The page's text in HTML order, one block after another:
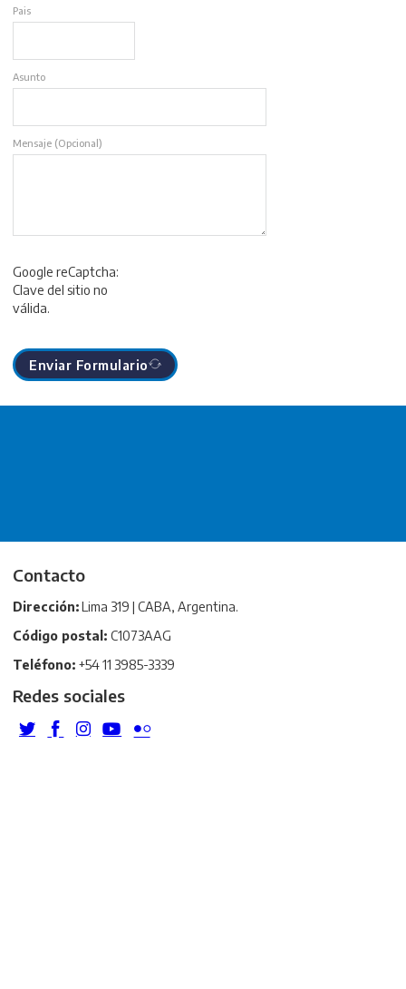
Pais
Asunto
Mensaje (opcional)
Google reCaptcha:
Clave del sitio no
válida.
Enviar Formulario
Contacto
Dirección:Lima 319 | CABA, Argentina.
Código postal:C1073AAG
Teléfono: +54 11 3985-3339
Redes sociales